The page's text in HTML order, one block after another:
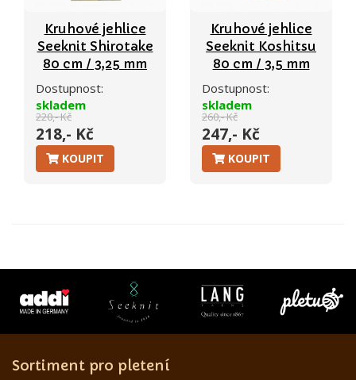
Kruhové jehlice
Seeknit Shirotake
80 cm / 3,25 mm
Dostupnost:
skladem
220,- Kč
218,- Kč
KOUPIT
Kruhové jehlice
Seeknit Koshitsu
80 cm / 3,5 mm
Dostupnost:
skladem
260,- Kč
247,- Kč
KOUPIT
Sortiment pro pletení